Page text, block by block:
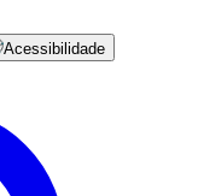
Acessibilidade